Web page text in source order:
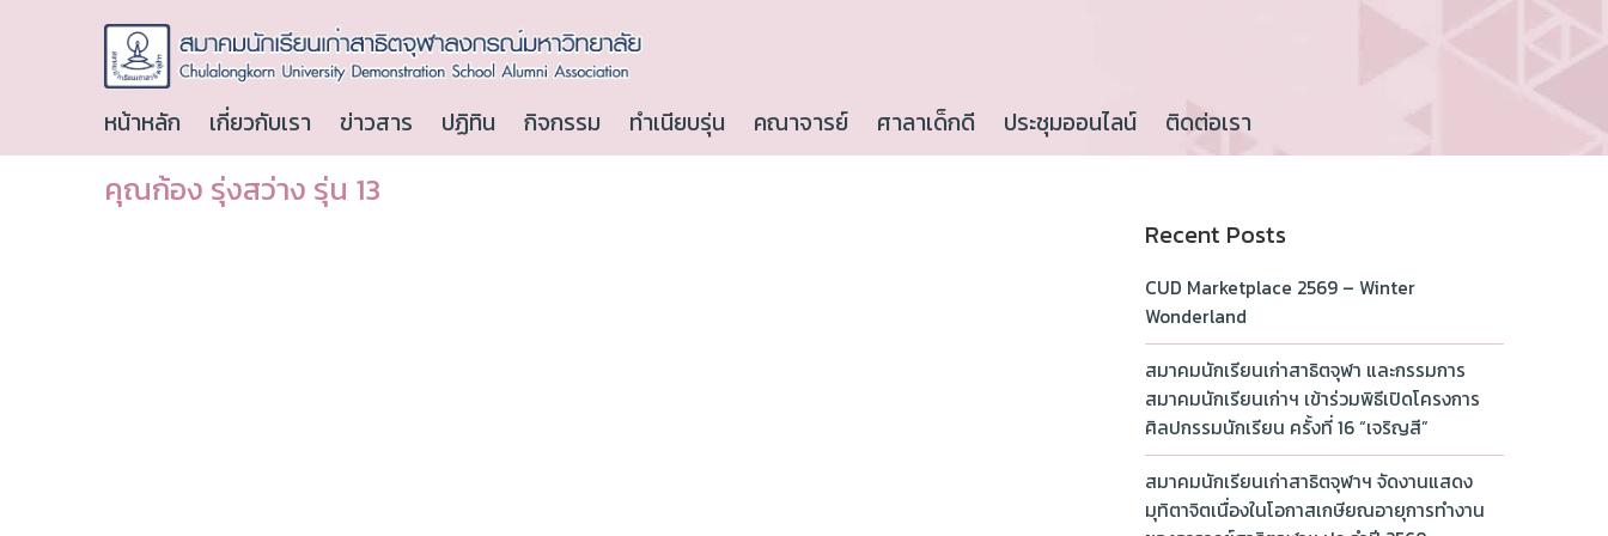
หน้าหลัก เกี่ยวกับเรา ข่าวสาร ปฏิทิน กิจกรรม ทำเนียบรุ่น คณาจารย์ ศาลาเด็กดี ประชุมออนไลน์ ติดต่อเรา
คุณก้อง รุ่งสว่าง รุ่น 13
Recent Posts
CUD Marketplace 2569 – Winter
Wonderland
สมาคมนักเรียนเก่าสาธิตจุฬา และกรรมการ
สมาคมนักเรียนเก่าฯ เข้าร่วมพิธีเปิดโครงการ
ศิลปกรรมนักเรียน ครั้งที่ 16 “เจริญสี”
สมาคมนักเรียนเก่าสาธิตจุฬาฯ จัดงานแสดง
มุทิตาจิตเนื่องในโอกาสเกษียณอายุการทำงาน